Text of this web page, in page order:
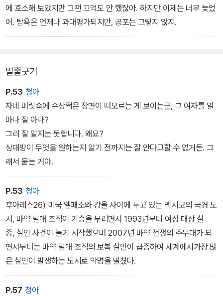
에 호소해 보았지만 그땐 끄덕도 안 했잖아. 하지만 이제는 너무 늦었
어. 탐욕은 언제나 과대평가되지만, 공포는 그렇지 않지.
밑줄긋기
P.53 청아
자네 머릿속에 수상쩍은 장면이 떠오르는 게 보이는군, 그 여자를 얼
마나 잘 아나?
그리 잘 알지는 못합니다. 왜요?
상대방이 무엇을 원하는지 알기 전까지는 잘 안다고할 수 없거든. 그
래서 묻는 거야.
P.53 청아
후아레스26) 미국 엘패소와 강을 사이에 두고 있는 멕시코의 국경 도
시, 마약 밀매 조직이 기승을 부리면서 1993년부터 여성 대상 실
종, 살인 사건이 늘기 시작했으며 2007년 마약 전쟁의 주무대가 되
면서부터는 마약 밀매 조직의 보복 살인이 급증하여 세계에서가장 많
은 살인이 발생하는 도시로 악명을 떨쳤다.
P.57 청아